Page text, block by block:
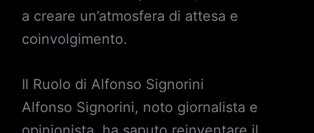
a creare un’atmosfera di attesa e
coinvolgimento.
Il Ruolo di Alfonso Signorini
Alfonso Signorini, noto giornalista e